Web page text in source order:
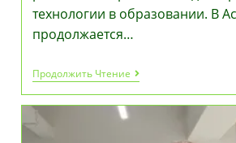
технологии в образовании. В
продолжается…
Продолжить ЧтениеЦифровое
Образование
В